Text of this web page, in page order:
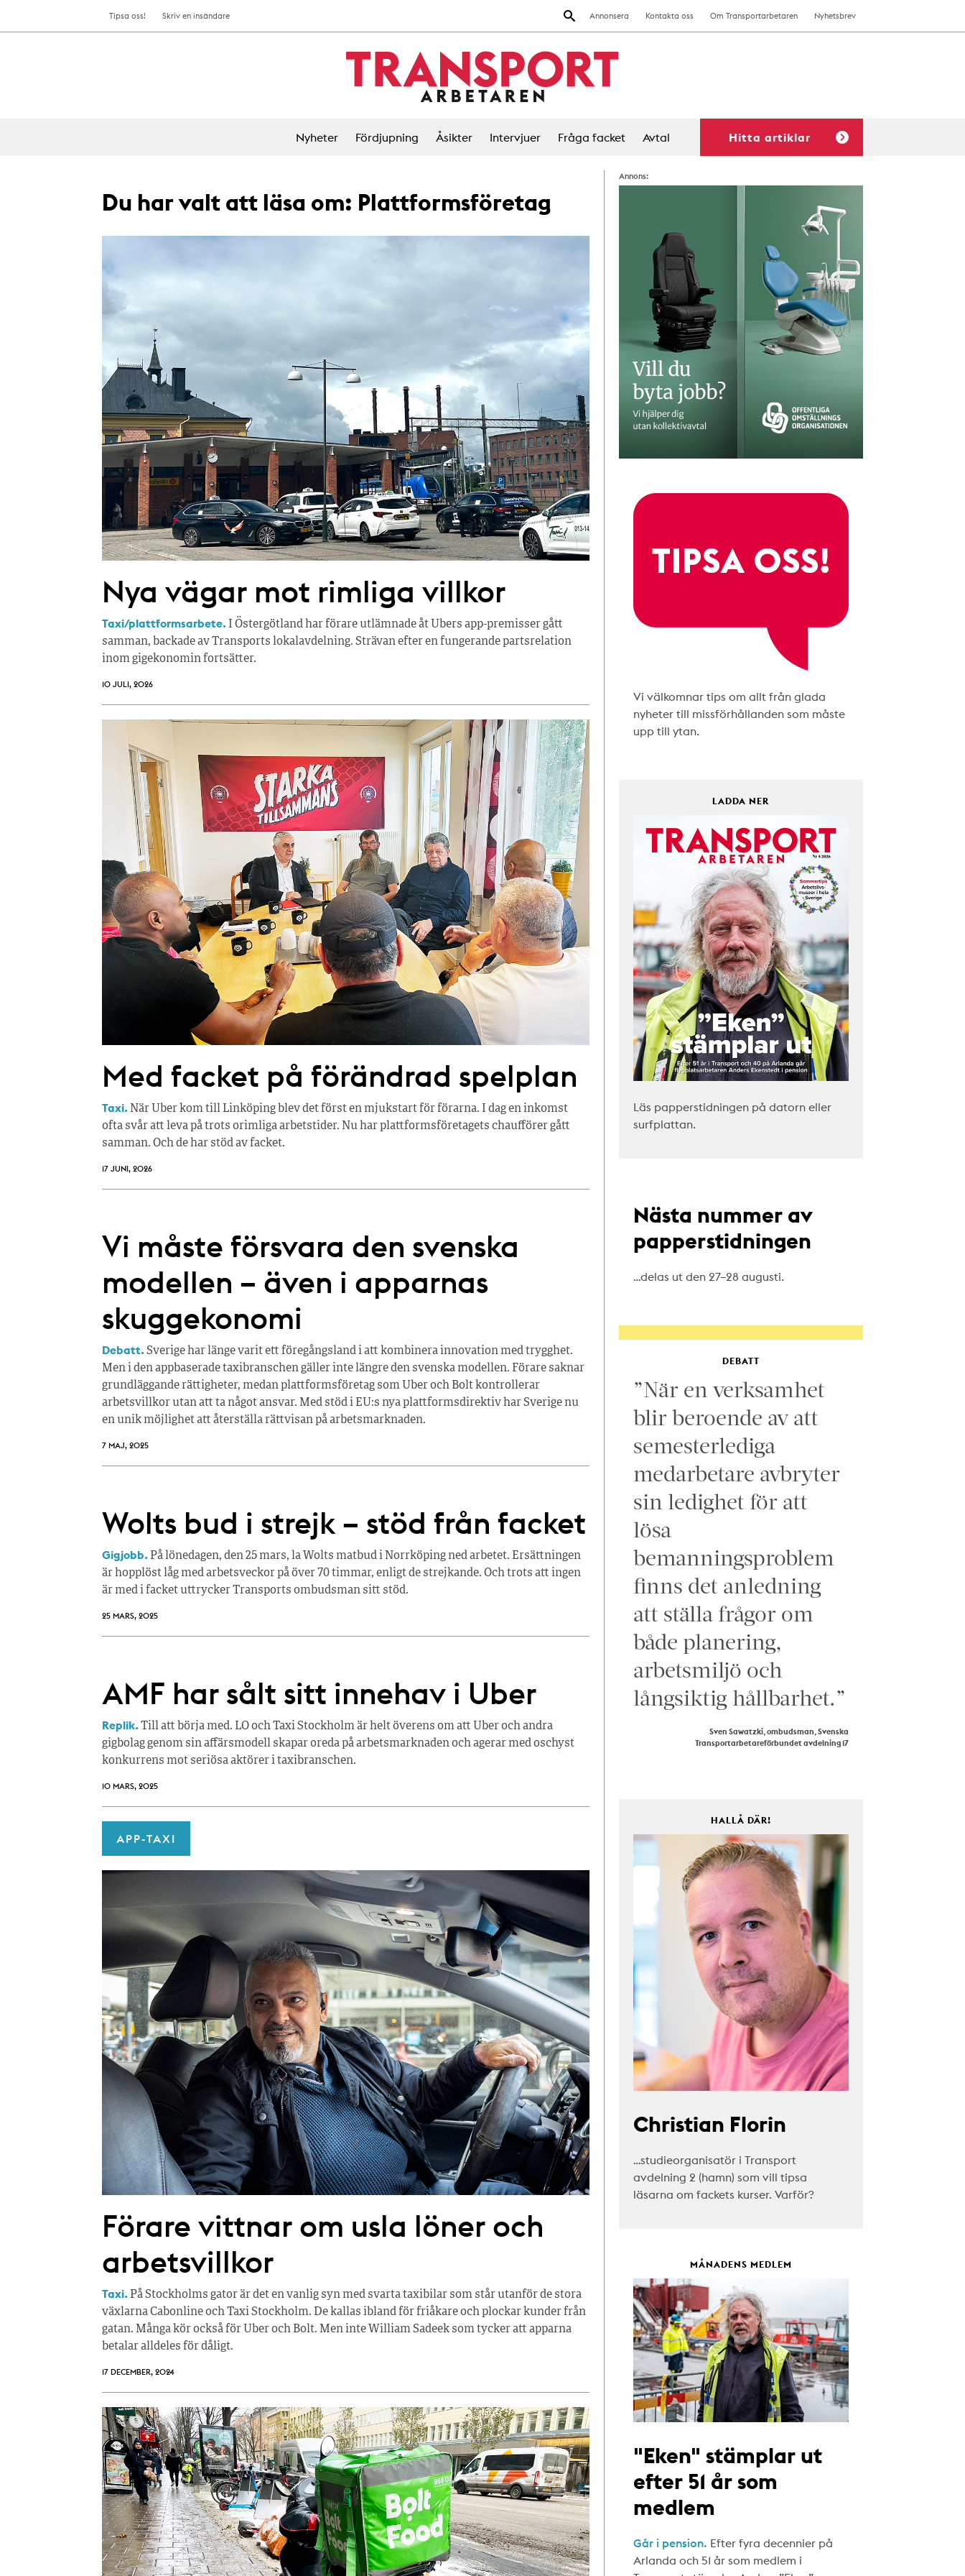
Annonsera Kontakta oss Om Transportarbetaren Nyhetsbrev
Tipsa oss! Skriv en insändare
Nyheter Fördjupning Åsikter Intervjuer Fråga facket Avtal Hitta artiklar
Du har valt att läsa om: Plattformsföretag
Nya vägar mot rimliga villkor
Taxi/plattformsarbete. I Östergötland har förare utlämnade åt Ubers app-premisser gått
samman, backade av Transports lokalavdelning. Strävan efter en fungerande partsrelation
inom gigekonomin fortsätter.
10 JULI, 2026
Med facket på förändrad spelplan
Taxi. När Uber kom till Linköping blev det först en mjukstart för förarna. I dag en inkomst
ofta svår att leva på trots orimliga arbetstider. Nu har plattformsföretagets chaufförer gått
samman. Och de har stöd av facket.
17 JUNI, 2026
Vi måste försvara den svenska
modellen – även i apparnas
skuggekonomi
Debatt.Sverige har länge varit ett föregångsland i att kombinera innovation med trygghet.
Men i den appbaserade taxibranschen gäller inte längre den svenska modellen. Förare saknar
grundläggande rättigheter, medan plattformsföretag som Uber och Bolt kontrollerar
arbetsvillkor utan att ta något ansvar. Med stöd i EU:s nya plattformsdirektiv har Sverige nu
en unik möjlighet att återställa rättvisan på arbetsmarknaden.
7 MAJ, 2025
Wolts bud i strejk – stöd från facket
Gigjobb. På lönedagen, den 25 mars, la Wolts matbud i Norrköping ned arbetet. Ersättningen
är hopplöst låg med arbetsveckor på över 70 timmar, enligt de strejkande. Och trots att ingen
är med i facket uttrycker Transports ombudsman sitt stöd.
25 MARS, 2025
AMF har sålt sitt innehav i Uber
Replik.Till att börja med. LO och Taxi Stockholm är helt överens om att Uber och andra
gigbolag genom sin affärsmodell skapar oreda på arbetsmarknaden och agerar med oschyst
konkurrens mot seriösa aktörer i taxibranschen.
10 MARS, 2025
APP-TAXI
Förare vittnar om usla löner och
arbetsvillkor
Taxi. På Stockholms gator är det en vanlig syn med svarta taxibilar som står utanför de stora
växlarna Cabonline och Taxi Stockholm. De kallas ibland för friåkare och plockar kunder från
gatan. Många kör också för Uber och Bolt. Men inte William Sadeek som tycker att apparna
betalar alldeles för dåligt.
17 DECEMBER, 2024
Annons:
Vi välkomnar tips om allt från glada
nyheter till missförhållanden som måste
upp till ytan.
LADDA NER
Läs papperstidningen på datorn eller
surfplattan.
Nästa nummer av
papperstidningen
…delas ut den 27–28 augusti.
DEBATT
”När en verksamhet
blir beroende av att
semesterlediga
medarbetare avbryter
sin ledighet för att
lösa
bemanningsproblem
finns det anledning
att ställa frågor om
både planering,
arbetsmiljö och
långsiktig hållbarhet.”
Sven Sawatzki, ombudsman, Svenska
Transportarbetareförbundet avdelning 17
HALLÅ DÄR!
Christian Florin
…studieorganisatör i Transport
avdelning 2 (hamn) som vill tipsa
läsarna om fackets kurser. Varför?
MÅNADENS MEDLEM
"Eken" stämplar ut
efter 51 år som
medlem
Går i pension. Efter fyra decennier på
Arlanda och 51 år som medlem i